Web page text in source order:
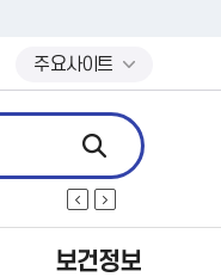
주요사이트
보건정보